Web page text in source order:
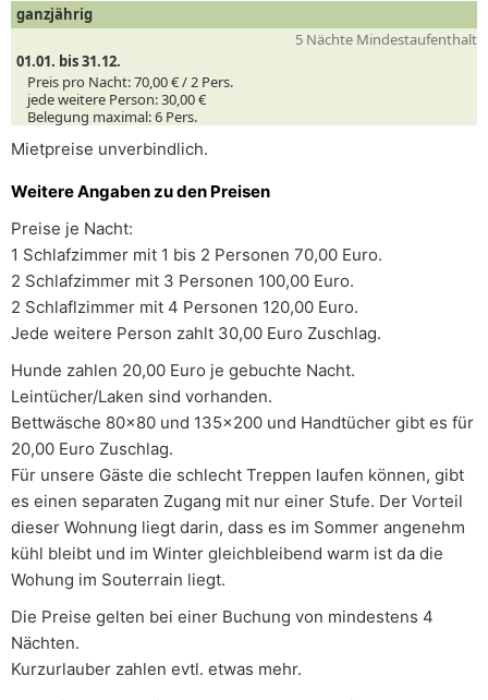
ganzjährig
5 Nächte Mindestaufenthalt
01.01. bis 31.12.
Preis pro Nacht:70,00 € /2 Pers.
jede weitere Person:30,00 €
Belegung maximal:6 Pers.
Mietpreise unverbindlich.
Weitere Angaben zu den Preisen
Preise je Nacht:
1 Schlafzimmer mit 1 bis 2 Personen 70,00 Euro.
2 Schlafzimmer mit 3 Personen 100,00 Euro.
2 Schlaflzimmer mit 4 Personen 120,00 Euro.
Jede weitere Person zahlt 30,00 Euro Zuschlag.
Hunde zahlen 20,00 Euro je gebuchte Nacht.
Leintücher/Laken sind vorhanden.
Bettwäsche 80x80 und 135x200 und Handtücher gibt es für
20,00 Euro Zuschlag.
Für unsere Gäste die schlecht Treppen laufen können, gibt
es einen separaten Zugang mit nur einer Stufe. Der Vorteil
dieser Wohnung liegt darin, dass es im Sommer angenehm
kühl bleibt und im Winter gleichbleibend warm ist da die
Wohung im Souterrain liegt.
Die Preise gelten bei einer Buchung von mindestens 4
Nächten.
Kurzurlauber zahlen evtl. etwas mehr.